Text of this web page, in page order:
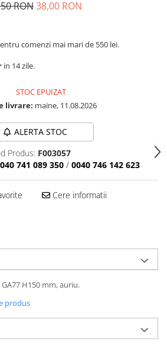
RON38,00 RON
comenzi mai mari de 550 lei.
in 14 zile.
STOC EPUIZAT
livrare: maine, 11.08.2026
ALERTA STOC
Produs: F003057
741 089 350 / 0040 746 142 623
Cere informatii
H150 mm, auriu.
produs